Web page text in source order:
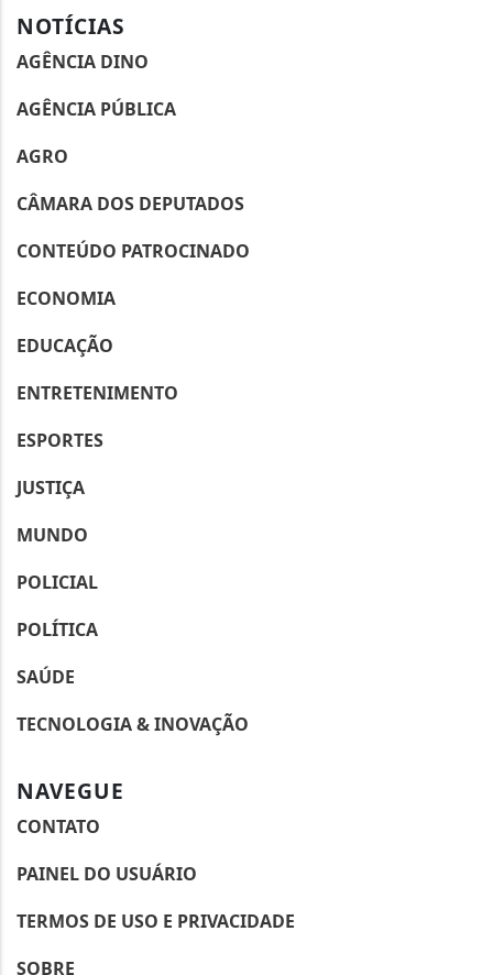
NOTÍCIAS
AGÊNCIA DINO
AGÊNCIA PÚBLICA
AGRO
CÂMARA DOS DEPUTADOS
CONTEÚDO PATROCINADO
ECONOMIA
EDUCAÇÃO
ENTRETENIMENTO
ESPORTES
JUSTIÇA
MUNDO
POLICIAL
POLÍTICA
SAÚDE
TECNOLOGIA & INOVAÇÃO
NAVEGUE
CONTATO
PAINEL DO USUÁRIO
TERMOS DE USO E PRIVACIDADE
SOBRE
Termos de Uso e Privacidade